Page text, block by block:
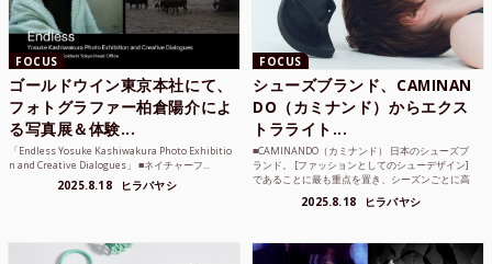
FOCUS
ゴールドウイン東京本社にて、
フォトグラファー柏倉陽介によ
る写真展＆体験...
「Endless Yosuke Kashiwakura Photo Exhibitio
n and Creative Dialogues」 ■ネイチャーフ...
2025.8.18 ヒラバヤシ
FOCUS
シューズブランド、CAMINAN
DO（カミナンド）からエクス
トラライト...
■CAMINANDO（カミナンド） 日本のシューズブ
ランド。 [ファッションとしてのシューデザイン]
であることに最も重点を置き、シーズンごとに高
2025.8.18 ヒラバヤシ